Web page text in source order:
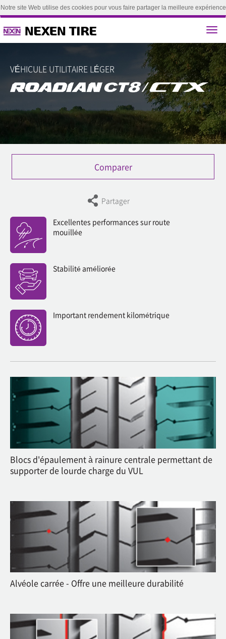
Notre site Web utilise des cookies pour vous faire partager la meilleure expérience
VÉHICULE UTILITAIRE LÉGER
Comparer
Partager
Excellentes performances sur route
mouillée
Stabilité améliorée
Important rendement kilométrique
Blocs d'épaulement à rainure centrale permettant de
supporter de lourde charge du VUL
Alvéole carrée - Offre une meilleure durabilité